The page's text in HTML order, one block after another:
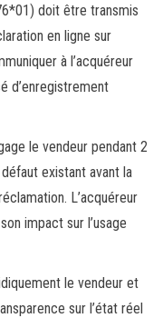
doit être transmis
en ligne sur
à l’acquéreur
d’enregistrement
le vendeur pendant 2
existant avant la
L’acquéreur
impact sur l’usage
le vendeur et
sur l’état réel